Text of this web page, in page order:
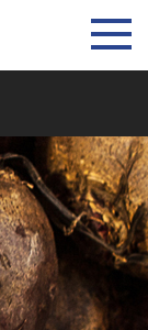
Toggle